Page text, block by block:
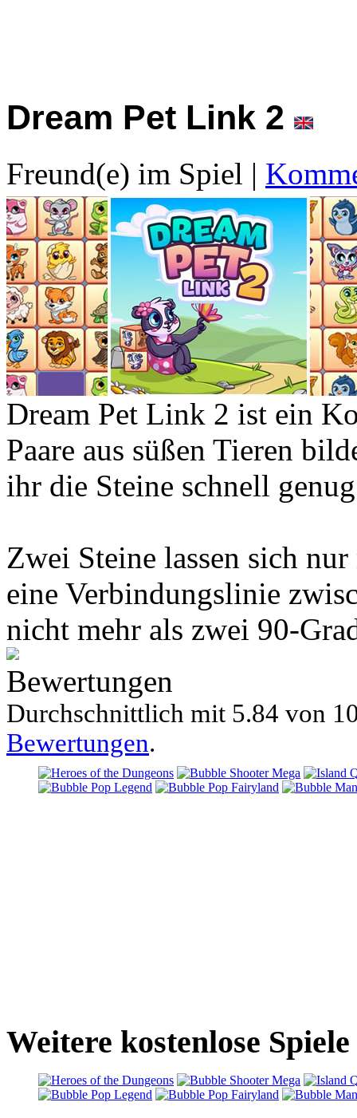
Dream Pet Link 2
Freund(e) im Spiel |
Dream Pet Link 2 ist ein
Paare aus süßen Tieren
ihr die Steine schnell
Zwei Steine lassen sich
eine Verbindungslinie
nicht mehr als zwei 90-
Bewertungen
Durchschnittlich mit 5.84 von
Bewertungen.
Weitere kostenlose